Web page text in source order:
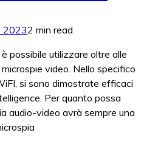
20232 min read
possibile utilizzare oltre alle
video. Nello specifico
si sono dimostrate efficaci
Per quanto possa
audio-video avrà sempre una